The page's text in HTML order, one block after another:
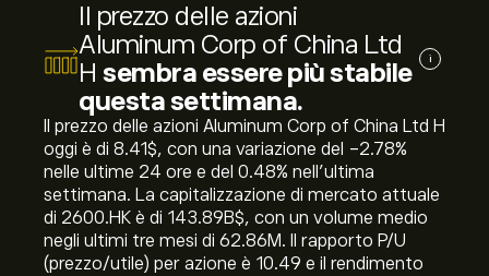
Il prezzo delle azioni
Aluminum Corp of China Ltd
H sembra essere più stabile
questa settimana.
i
Il prezzo delle azioni Aluminum Corp of China Ltd H
oggi è di 8.41‎$‎, con una variazione del ‎-2.78‎%
nelle ultime 24 ore e del ‎0.48‎% nell'ultima
settimana. La capitalizzazione di mercato attuale
di 2600.HK è di 143.89B‎$‎, con un volume medio
negli ultimi tre mesi di 62.86M. Il rapporto P/U
(prezzo/utile) per azione è 10.49 e il rendimento